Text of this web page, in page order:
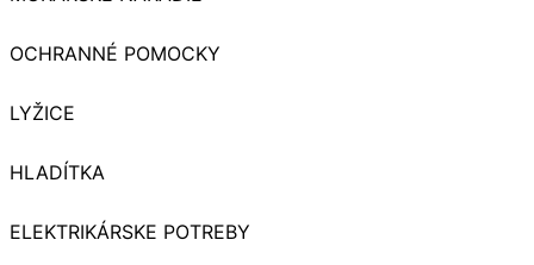
OCHRANNÉ POMOCKY
LYŽICE
HLADÍTKA
ELEKTRIKÁRSKE POTREBY